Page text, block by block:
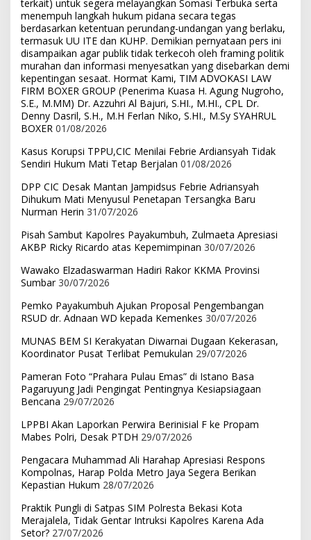
terkait) untuk segera melayangkan Somasi Terbuka serta
menempuh langkah hukum pidana secara tegas
berdasarkan ketentuan perundang-undangan yang berlaku,
termasuk UU ITE dan KUHP. Demikian pernyataan pers ini
disampaikan agar publik tidak terkecoh oleh framing politik
murahan dan informasi menyesatkan yang disebarkan demi
kepentingan sesaat. Hormat Kami, TIM ADVOKASI LAW
FIRM BOXER GROUP (Penerima Kuasa H. Agung Nugroho,
S.E., M.MM) Dr. Azzuhri Al Bajuri, S.HI., M.HI., CPL Dr.
Denny Dasril, S.H., M.H Ferlan Niko, S.HI., M.Sy SYAHRUL
BOXER 01/08/2026
Kasus Korupsi TPPU,CIC Menilai Febrie Ardiansyah Tidak
Sendiri Hukum Mati Tetap Berjalan 01/08/2026
DPP CIC Desak Mantan Jampidsus Febrie Adriansyah
Dihukum Mati Menyusul Penetapan Tersangka Baru
Nurman Herin 31/07/2026
Pisah Sambut Kapolres Payakumbuh, Zulmaeta Apresiasi
AKBP Ricky Ricardo atas Kepemimpinan 30/07/2026
Wawako Elzadaswarman Hadiri Rakor KKMA Provinsi
Sumbar 30/07/2026
Pemko Payakumbuh Ajukan Proposal Pengembangan
RSUD dr. Adnaan WD kepada Kemenkes 30/07/2026
MUNAS BEM SI Kerakyatan Diwarnai Dugaan Kekerasan,
Koordinator Pusat Terlibat Pemukulan 29/07/2026
Pameran Foto “Prahara Pulau Emas” di Istano Basa
Pagaruyung Jadi Pengingat Pentingnya Kesiapsiagaan
Bencana 29/07/2026
LPPBI Akan Laporkan Perwira Berinisial F ke Propam
Mabes Polri, Desak PTDH 29/07/2026
Pengacara Muhammad Ali Harahap Apresiasi Respons
Kompolnas, Harap Polda Metro Jaya Segera Berikan
Kepastian Hukum 28/07/2026
Praktik Pungli di Satpas SIM Polresta Bekasi Kota
Merajalela, Tidak Gentar Intruksi Kapolres Karena Ada
Setor? 27/07/2026